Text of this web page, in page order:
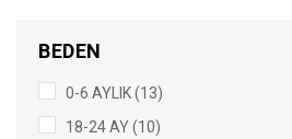
BEDEN
0-6 AYLIK (13)
18-24 AY (10)